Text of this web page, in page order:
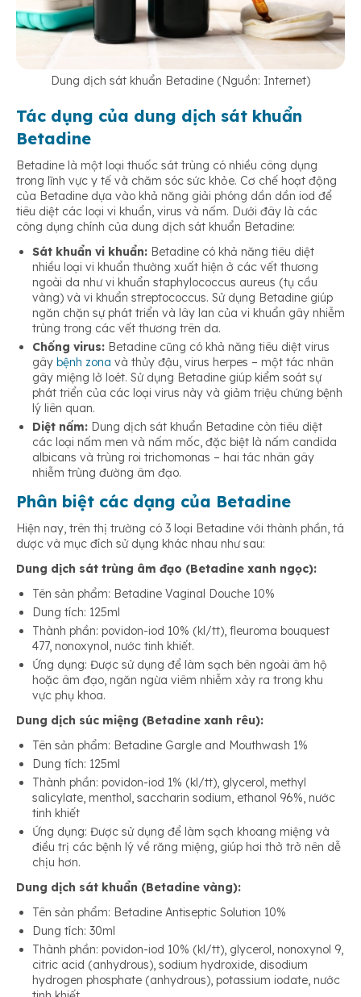
Dung dịch sát khuẩn Betadine (Nguồn: Internet)
Tác dụng của dung dịch sát khuẩn
Betadine
Betadine là một loại thuốc sát trùng có nhiều công dụng
trong lĩnh vực y tế và chăm sóc sức khỏe. Cơ chế hoạt động
của Betadine dựa vào khả năng giải phóng dần dần iod để
tiêu diệt các loại vi khuẩn, virus và nấm. Dưới đây là các
công dụng chính của dung dịch sát khuẩn Betadine:
Sát khuẩn vi khuẩn: Betadine có khả năng tiêu diệt
nhiều loại vi khuẩn thường xuất hiện ở các vết thương
ngoài da như vi khuẩn staphylococcus aureus (tụ cầu
vàng) và vi khuẩn streptococcus. Sử dụng Betadine giúp
ngăn chặn sự phát triển và lây lan của vi khuẩn gây nhiễm
trùng trong các vết thương trên da.
Chống virus: Betadine cũng có khả năng tiêu diệt virus
gây bệnh zona và thủy đậu, virus herpes – một tác nhân
gây miệng lở loét. Sử dụng Betadine giúp kiểm soát sự
phát triển của các loại virus này và giảm triệu chứng bệnh
lý liên quan.
Diệt nấm: Dung dịch sát khuẩn Betadine còn tiêu diệt
các loại nấm men và nấm mốc, đặc biệt là nấm candida
albicans và trùng roi trichomonas – hai tác nhân gây
nhiễm trùng đường âm đạo.
Phân biệt các dạng của Betadine
Hiện nay, trên thị trường có 3 loại Betadine với thành phần, tá
dược và mục đích sử dụng khác nhau như sau:
Dung dịch sát trùng âm đạo (Betadine xanh ngọc):
Tên sản phẩm: Betadine Vaginal Douche 10%
Dung tích: 125ml
Thành phần: povidon-iod 10% (kl/tt), fleuroma bouquest
477, nonoxynol, nước tinh khiết.
Ứng dụng: Được sử dụng để làm sạch bên ngoài âm hộ
hoặc âm đạo, ngăn ngừa viêm nhiễm xảy ra trong khu
vực phụ khoa.
Dung dịch súc miệng (Betadine xanh rêu):
Tên sản phẩm: Betadine Gargle and Mouthwash 1%
Dung tích: 125ml
Thành phần: povidon-iod 1% (kl/tt), glycerol, methyl
salicylate, menthol, saccharin sodium, ethanol 96%, nước
tinh khiết
Ứng dụng: Được sử dụng để làm sạch khoang miệng và
điều trị các bệnh lý về răng miệng, giúp hơi thở trở nên dễ
chịu hơn.
Dung dịch sát khuẩn (Betadine vàng):
Tên sản phẩm: Betadine Antiseptic Solution 10%
Dung tích: 30ml
Thành phần: povidon-iod 10% (kl/tt), glycerol, nonoxynol 9,
citric acid (anhydrous), sodium hydroxide, disodium
hydrogen phosphate (anhydrous), potassium iodate, nước